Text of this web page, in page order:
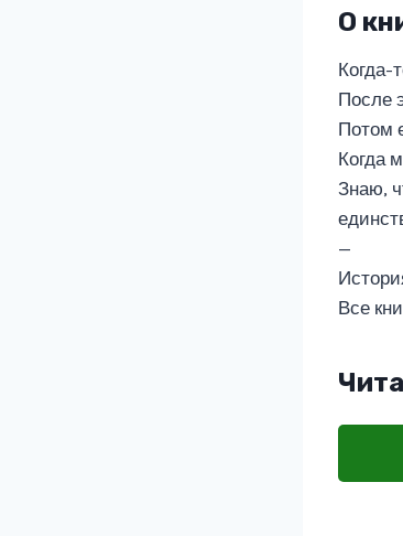
О
Когда-
После
Потом
Когда
Знаю,
—
Все